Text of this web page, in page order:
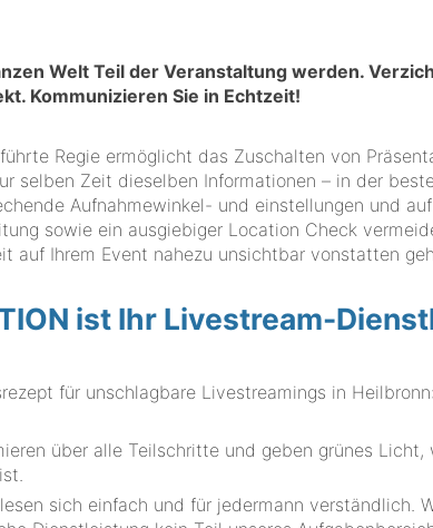
Welt Teil der Veranstaltung werden.
Kommunizieren Sie in Echtzeit!
Regie ermöglicht das Zuschalten von
selben Zeit dieselben Informationen – in der
Aufnahmewinkel- und einstellungen und
sowie ein ausgiebiger Location Check
auf Ihrem Event nahezu unsichtbar vonstatten
ist Ihr Livestream-
für unschlagbare Livestreamings in Heilbronn:
über alle Teilschritte und geben grünes Licht,
sich einfach und für jedermann verständlich.